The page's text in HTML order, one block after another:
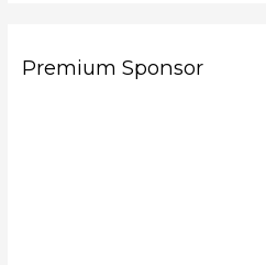
Premium Sponsor